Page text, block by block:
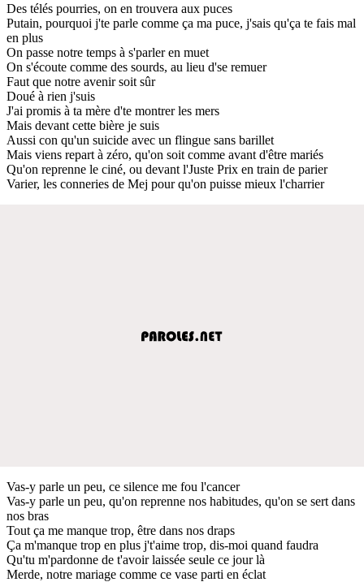
Des télés pourries, on en trouvera aux puces
Putain, pourquoi j'te parle comme ça ma puce, j'sais qu'ça te fais mal
en plus
On passe notre temps à s'parler en muet
On s'écoute comme des sourds, au lieu d'se remuer
Faut que notre avenir soit sûr
Doué à rien j'suis
J'ai promis à ta mère d'te montrer les mers
Mais devant cette bière je suis
Aussi con qu'un suicide avec un flingue sans barillet
Mais viens repart à zéro, qu'on soit comme avant d'être mariés
Qu'on reprenne le ciné, ou devant l'Juste Prix en train de parier
Varier, les conneries de Mej pour qu'on puisse mieux l'charrier
Vas-y parle un peu, ce silence me fou l'cancer
Vas-y parle un peu, qu'on reprenne nos habitudes, qu'on se sert dans
nos bras
Tout ça me manque trop, être dans nos draps
Ça m'manque trop en plus j't'aime trop, dis-moi quand faudra
Qu'tu m'pardonne de t'avoir laissée seule ce jour là
Merde, notre mariage comme ce vase parti en éclat